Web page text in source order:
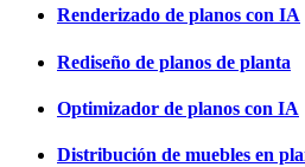
Renderizado de planos con IA
Rediseño de planos de planta
Optimizador de planos con IA
Distribución de muebles en